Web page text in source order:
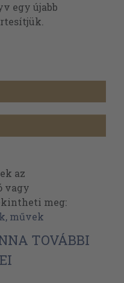
egy újabb
az
vagy
meg:
művek
TOVÁBBI